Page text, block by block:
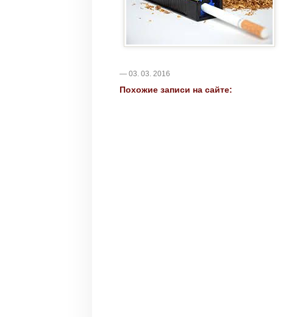
— 03. 03. 2016
Похожие записи на сайте: